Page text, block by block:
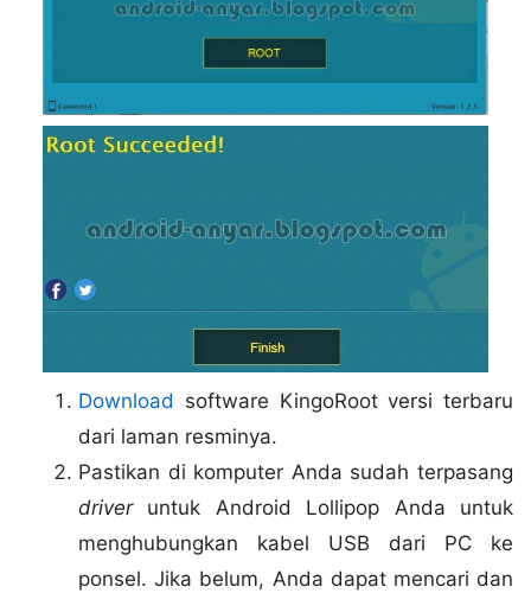
Download software KingoRoot versi terbaru
dari laman resminya.
Pastikan di komputer Anda sudah terpasang
driveruntuk Android Lollipop Anda untuk
menghubungkan kabel USB dari PC ke
ponsel. Jika belum, Anda dapat mencari dan